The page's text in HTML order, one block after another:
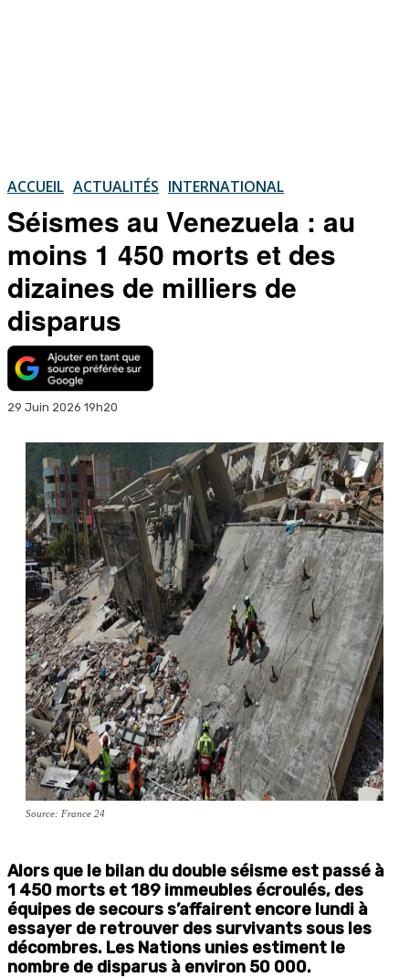
ACCUEIL ACTUALITÉS INTERNATIONAL
Séismes au Venezuela : au
moins 1 450 morts et des
dizaines de milliers de
disparus
29 Juin 2026 19h20
Source: France 24
Alors que le bilan du double séisme est passé à
1 450 morts et 189 immeubles écroulés, des
équipes de secours s’affairent encore lundi à
essayer de retrouver des survivants sous les
décombres. Les Nations unies estiment le
nombre de disparus à environ 50 000.